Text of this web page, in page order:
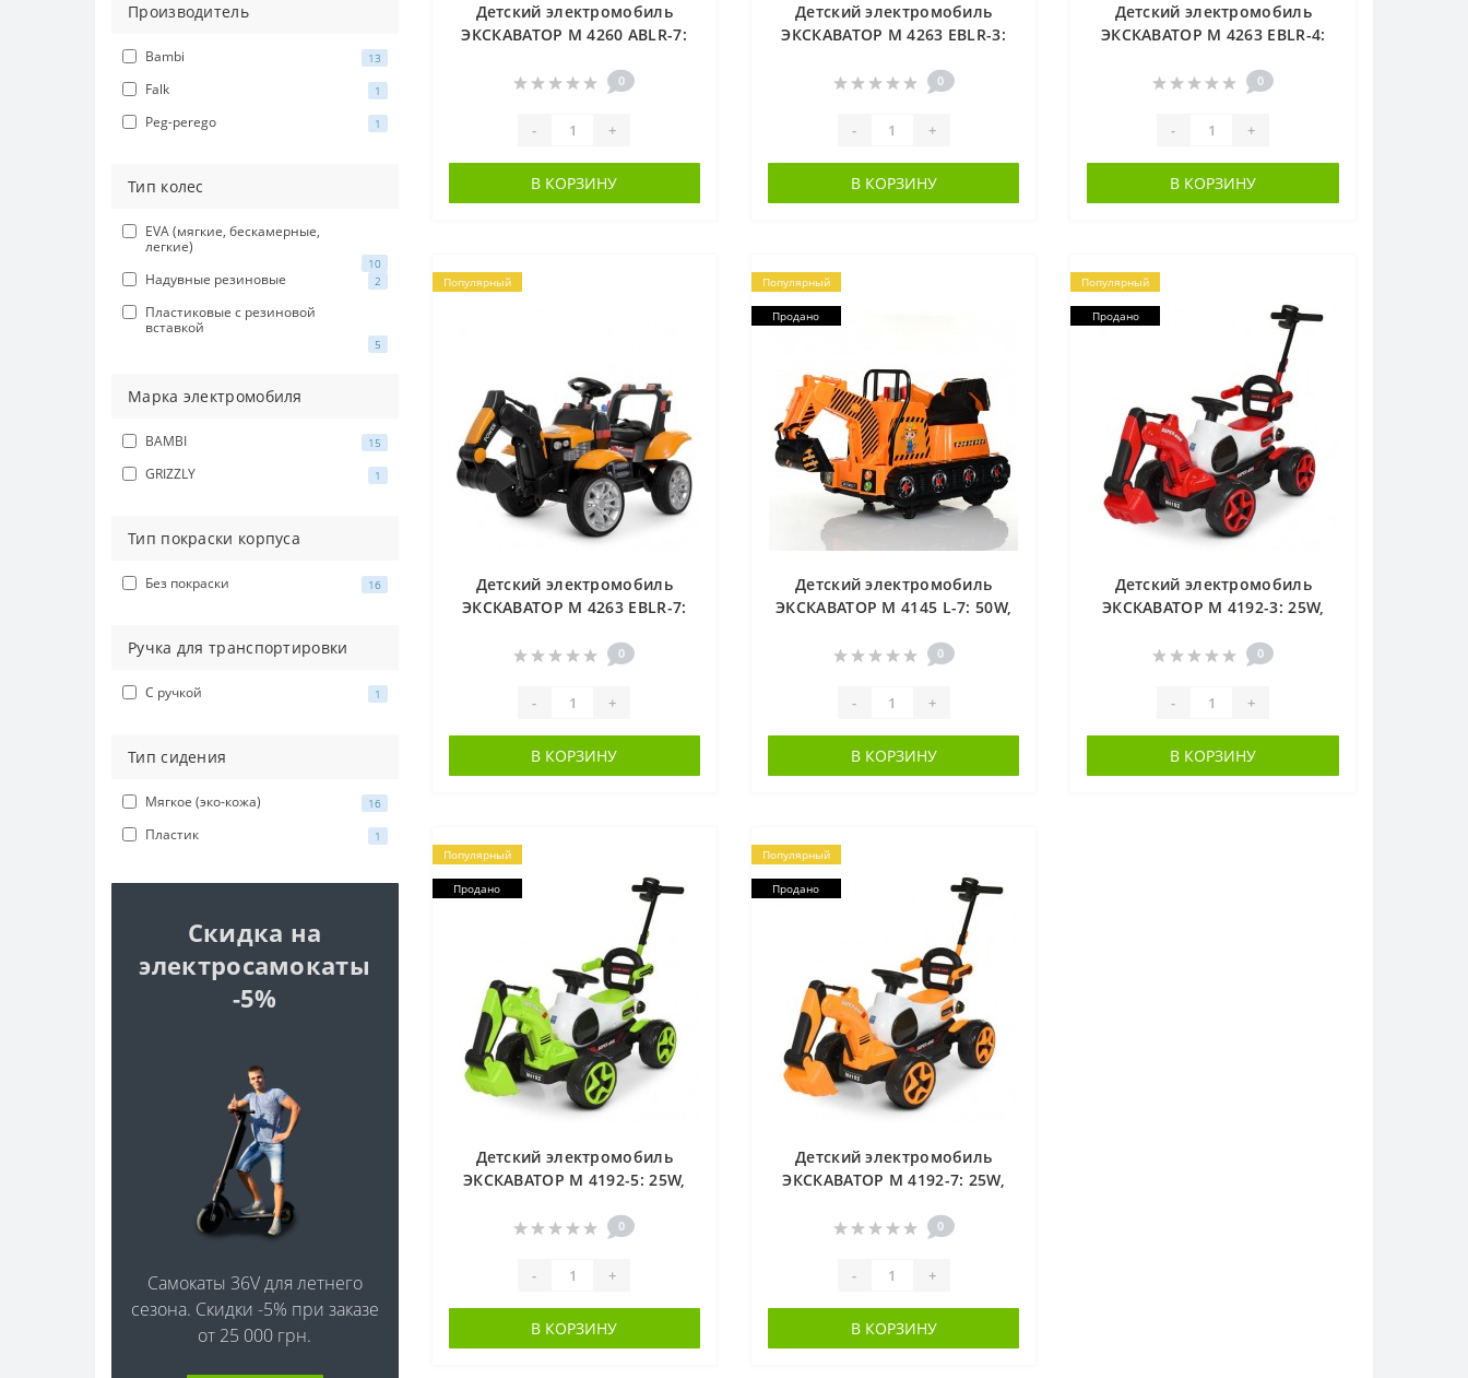
Производитель
Bambi 13
Falk 1
Peg-perego 1
Тип колес
EVA (мягкие, бескамерные,
легкие)
10
Надувные резиновые 2
Пластиковые с резиновой
вставкой
5
Марка электромобиля
BAMBI 15
GRIZZLY 1
Тип покраски корпуса
Без покраски 16
Ручка для транспортировки
C ручкой 1
Тип сидения
Мягкое (эко-кожа) 16
Пластик 1
Скидка на
электросамокаты
-5%
Самокаты 36V для летнего
сезона. Скидки -5% при заказе
от 25 000 грн.
Детский электромобиль
ЭКСКАВАТОР M 4260 ABLR-7:
ОРАНЖЕВЫЙ
0
- +
В КОРЗИНУ
Детский электромобиль
ЭКСКАВАТОР M 4263 EBLR-3:
- КРАСНЫЙ0
- +
В КОРЗИНУ
Детский электромобиль
ЭКСКАВАТОР M 4263 EBLR-4:
- СИНИЙ 0
- +
В КОРЗИНУ
Популярный
Детский электромобиль
ЭКСКАВАТОР M 4263 EBLR-7:
- ОРАНЖЕВЫЙ
0
- +
В КОРЗИНУ
Популярный
Продано
Детский электромобиль
ЭКСКАВАТОР M 4145 L-7: 50W,
ОРАНЖЕВЫЙ
0
- +
В КОРЗИНУ
Популярный
Продано
Детский электромобиль
ЭКСКАВАТОР M 4192-3: 25W,
КРАСНЫЙ 0
- +
В КОРЗИНУ
Популярный
Продано
Детский электромобиль
ЭКСКАВАТОР M 4192-5: 25W,
ЗЕЛЕНЫЙ 0
- +
В КОРЗИНУ
Популярный
Продано
Детский электромобиль
ЭКСКАВАТОР M 4192-7: 25W,
ОРАНЖЕВЫЙ
0
- +
В КОРЗИНУ